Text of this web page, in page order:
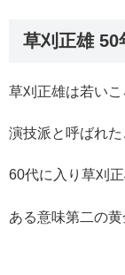
草刈正雄
草刈正雄は若いこ
演技派と呼ばれた
60代に入り草刈
ある意味第二の